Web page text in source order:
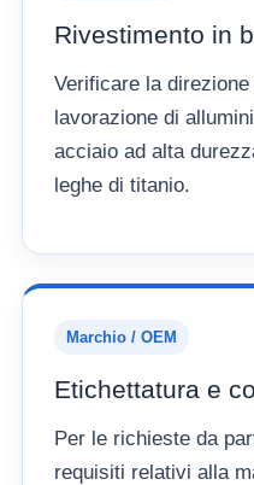
Rivestimento in
Verificare la
lavorazione di
acciaio ad alta
leghe di titanio.
Marchio / OEM
Etichettatura e
Per le richieste da
requisiti relativi alla